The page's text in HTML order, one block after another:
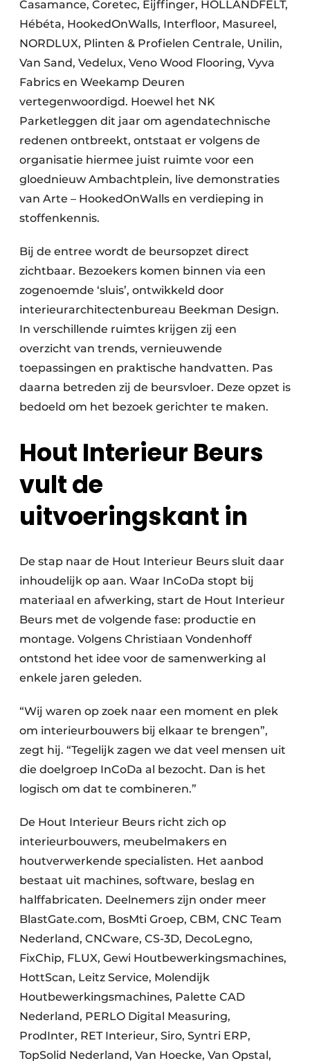
Casamance, Coretec, Eijffinger, HOLLANDFELT,
Hébéta, HookedOnWalls, Interfloor, Masureel,
NORDLUX, Plinten & Profielen Centrale, Unilin,
Van Sand, Vedelux, Veno Wood Flooring, Vyva
Fabrics en Weekamp Deuren
vertegenwoordigd. Hoewel het NK
Parketleggen dit jaar om agendatechnische
redenen ontbreekt, ontstaat er volgens de
organisatie hiermee juist ruimte voor een
gloednieuw Ambachtplein, live demonstraties
van Arte – HookedOnWalls en verdieping in
stoffenkennis.
Bij de entree wordt de beursopzet direct
zichtbaar. Bezoekers komen binnen via een
zogenoemde ‘sluis’, ontwikkeld door
interieurarchitectenbureau Beekman Design.
In verschillende ruimtes krijgen zij een
overzicht van trends, vernieuwende
toepassingen en praktische handvatten. Pas
daarna betreden zij de beursvloer. Deze opzet is
bedoeld om het bezoek gerichter te maken.
Hout Interieur Beurs
vult de
uitvoeringskant in
De stap naar de Hout Interieur Beurs sluit daar
inhoudelijk op aan. Waar InCoDa stopt bij
materiaal en afwerking, start de Hout Interieur
Beurs met de volgende fase: productie en
montage. Volgens Christiaan Vondenhoff
ontstond het idee voor de samenwerking al
enkele jaren geleden.
“Wij waren op zoek naar een moment en plek
om interieurbouwers bij elkaar te brengen”,
zegt hij. “Tegelijk zagen we dat veel mensen uit
die doelgroep InCoDa al bezocht. Dan is het
logisch om dat te combineren.”
De Hout Interieur Beurs richt zich op
interieurbouwers, meubelmakers en
houtverwerkende specialisten. Het aanbod
bestaat uit machines, software, beslag en
halffabricaten. Deelnemers zijn onder meer
BlastGate.com, BosMti Groep, CBM, CNC Team
Nederland, CNCware, CS-3D, DecoLegno,
FixChip, FLUX, Gewi Houtbewerkingsmachines,
HottScan, Leitz Service, Molendijk
Houtbewerkingsmachines, Palette CAD
Nederland, PERLO Digital Measuring,
ProdInter, RET Interieur, Siro, Syntri ERP,
TopSolid Nederland, Van Hoecke, Van Opstal,